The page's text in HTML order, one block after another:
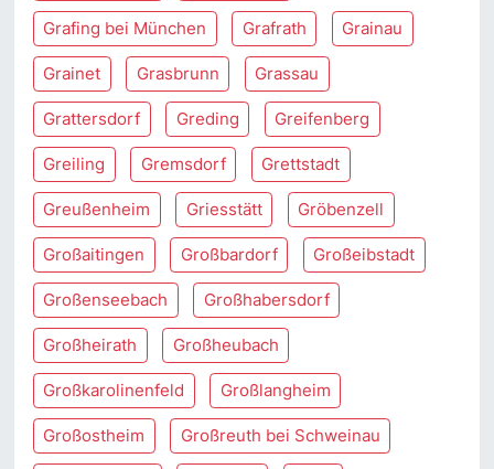
Grafing bei München Grafrath Grainau
Grainet Grasbrunn Grassau
Grattersdorf Greding Greifenberg
Greiling Gremsdorf Grettstadt
Greußenheim Griesstätt Gröbenzell
Großaitingen Großbardorf Großeibstadt
Großenseebach Großhabersdorf
Großheirath Großheubach
Großkarolinenfeld Großlangheim
Großostheim Großreuth bei Schweinau